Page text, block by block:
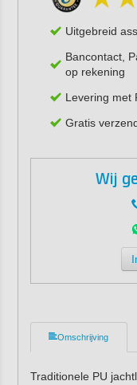
Uitgebreid
Bancontact,
op rekening
Levering met
Gratis
Wij
Omschrijving
Traditionele PU